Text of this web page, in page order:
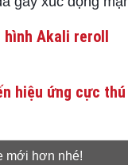
hình Akali reroll
hiệu ứng cực
mới hơn nhé!